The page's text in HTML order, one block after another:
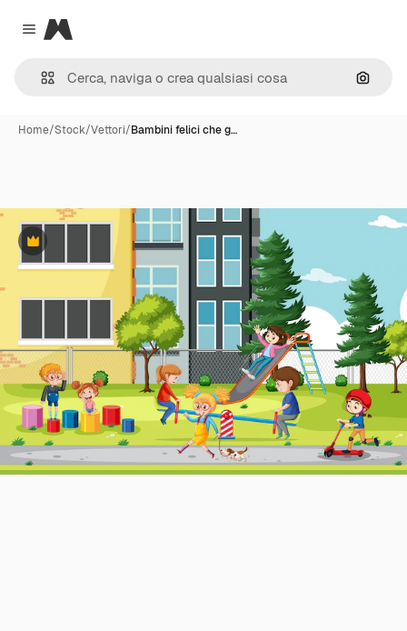
Close menu
Magnific
Cerca
Home/Stock/Vettori/Bambini felici che g…
Premium